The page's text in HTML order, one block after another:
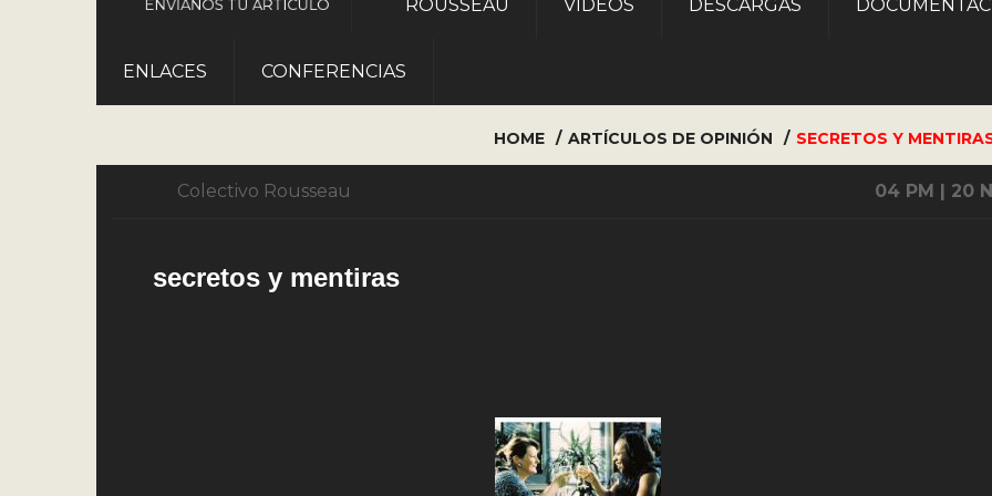
ENVÍANOS TU ARTÍCULO ROUSSEAU VÍDEOS DESCARGAS
ENLACES CONFERENCIAS
HOME ARTÍCULOS DE OPINIÓN SECRETOS Y
Colectivo Rousseau 04 PM | 20
secretos y mentiras